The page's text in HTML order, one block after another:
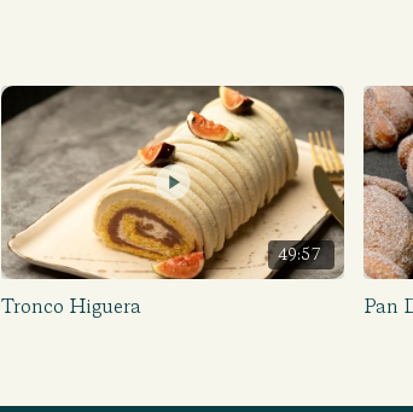
49:57
Tronco Higuera Pan